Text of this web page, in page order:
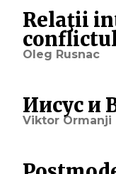
Relaţii
Oleg Rusnac
Иисус и
Viktor Ormanji